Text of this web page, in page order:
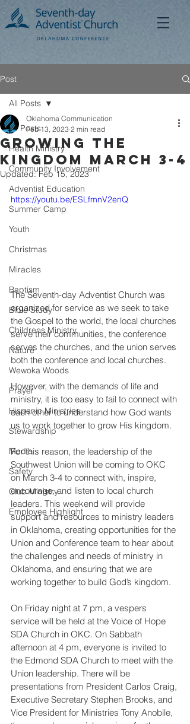
Post
All Posts
Health Ministry
Community Involvement
Adventist Education
Summer Camp
Youth
Christmas
Miracles
Baptism
Bible Study
Childrens Ministry
Nature
Wewoka Woods
Prayer
Hispanic Ministries
Stewardship
Media
Safety
Club Ministry
Employee Highlight
All Posts
Growing the
Kingdom March 3-4
Oklahoma Communication
Feb 13, 2023 2 min read
Updated:Feb 15, 2023
https://youtu.be/ESLfmnV2enQ
The Seventh-day Adventist Church was
organized for service as we seek to take
the Gospel to the world, the local churches
serve their communities, the conference
serves the churches, and the union serves
both the conference and local churches.
However, with the demands of life and
ministry, it is too easy to fail to connect with
each other to understand how God wants
us to work together to grow His kingdom.
For this reason, the leadership of the
Southwest Union will be coming to OKC
on March 3-4 to connect with, inspire,
encourage, and listen to local church
leaders. This weekend will provide
support and resources to ministry leaders
in Oklahoma, creating opportunities for the
Union and Conference team to hear about
the challenges and needs of ministry in
Oklahoma, and ensuring that we are
working together to build God’s kingdom.
On Friday night at 7 pm, a vespers
service will be held at the Voice of Hope
SDA Church in OKC. On Sabbath
afternoon at 4 pm, everyone is invited to
the Edmond SDA Church to meet with the
Union leadership. There will be
presentations from President Carlos Craig,
Executive Secretary Stephen Brooks, and
Vice President for Ministries Tony Anobile,